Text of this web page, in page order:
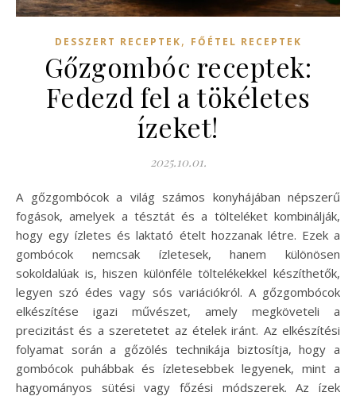
DESSZERT RECEPTEK, FŐÉTEL RECEPTEK
Gőzgombóc receptek:
Fedezd fel a tökéletes
ízeket!
2025.10.01.
A gőzgombócok a világ számos konyhájában népszerű
fogások, amelyek a tésztát és a tölteléket kombinálják,
hogy egy ízletes és laktató ételt hozzanak létre. Ezek a
gombócok nemcsak ízletesek, hanem különösen
sokoldalúak is, hiszen különféle töltelékekkel készíthetők,
legyen szó édes vagy sós variációkról. A gőzgombócok
elkészítése igazi művészet, amely megköveteli a
precizitást és a szeretetet az ételek iránt. Az elkészítési
folyamat során a gőzölés technikája biztosítja, hogy a
gombócok puhábbak és ízletesebbek legyenek, mint a
hagyományos sütési vagy főzési módszerek. Az ízek